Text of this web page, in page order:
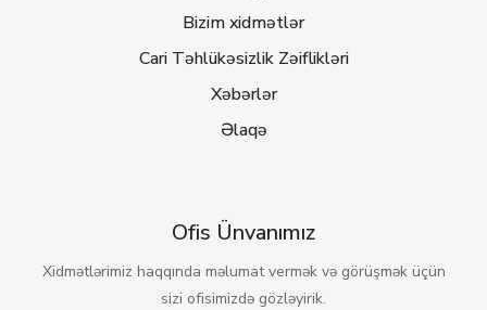
Bizim xidmətlər
Cari Təhlükəsizlik Zəiflikləri
Xəbərlər
Əlaqə
Ofis Ünvanımız
Xidmətlərimiz haqqında məlumat vermək və görüşmək üçün
sizi ofisimizdə gözləyirik.